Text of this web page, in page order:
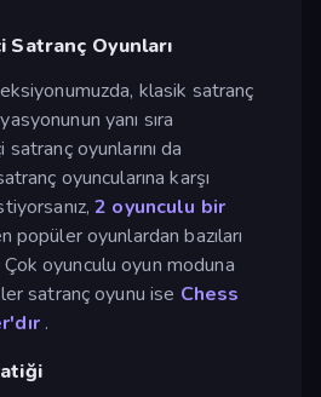
Satranç Oyunları
klasik satranç
yanı sıra
oyunlarını da
oyuncularına karşı
2 oyunculu bir
popüler oyunlardan bazıları
Çok oyunculu oyun moduna
satranç oyunu ise Chess
.